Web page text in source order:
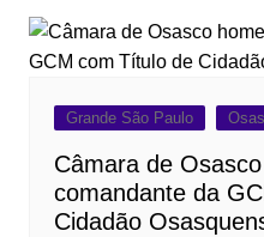
Grande São Paulo
Câmara de
comandante da
Cidadão